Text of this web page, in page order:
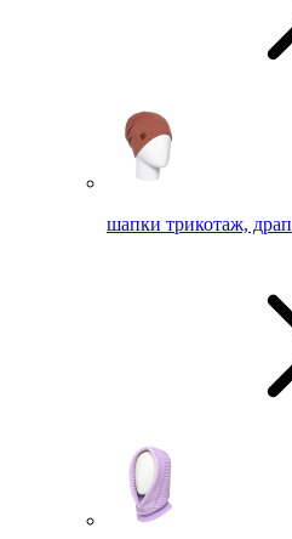
шапки трикотаж, драп